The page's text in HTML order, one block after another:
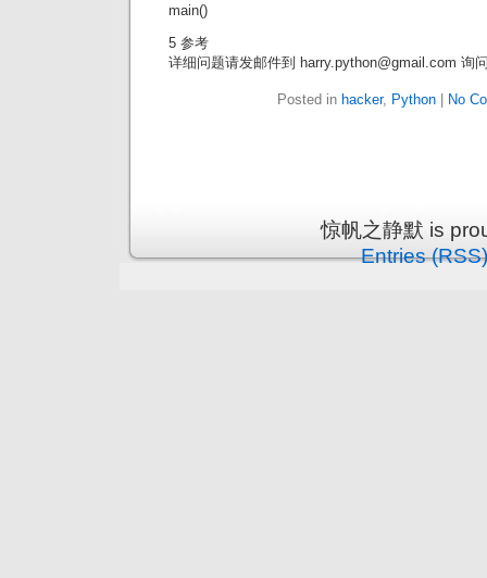
main()
5 参考
详细问题请发邮件到 harry.python@gmail.com 询
Posted in hacker, Python| No
惊帆之静默 is
Entries (RSS)